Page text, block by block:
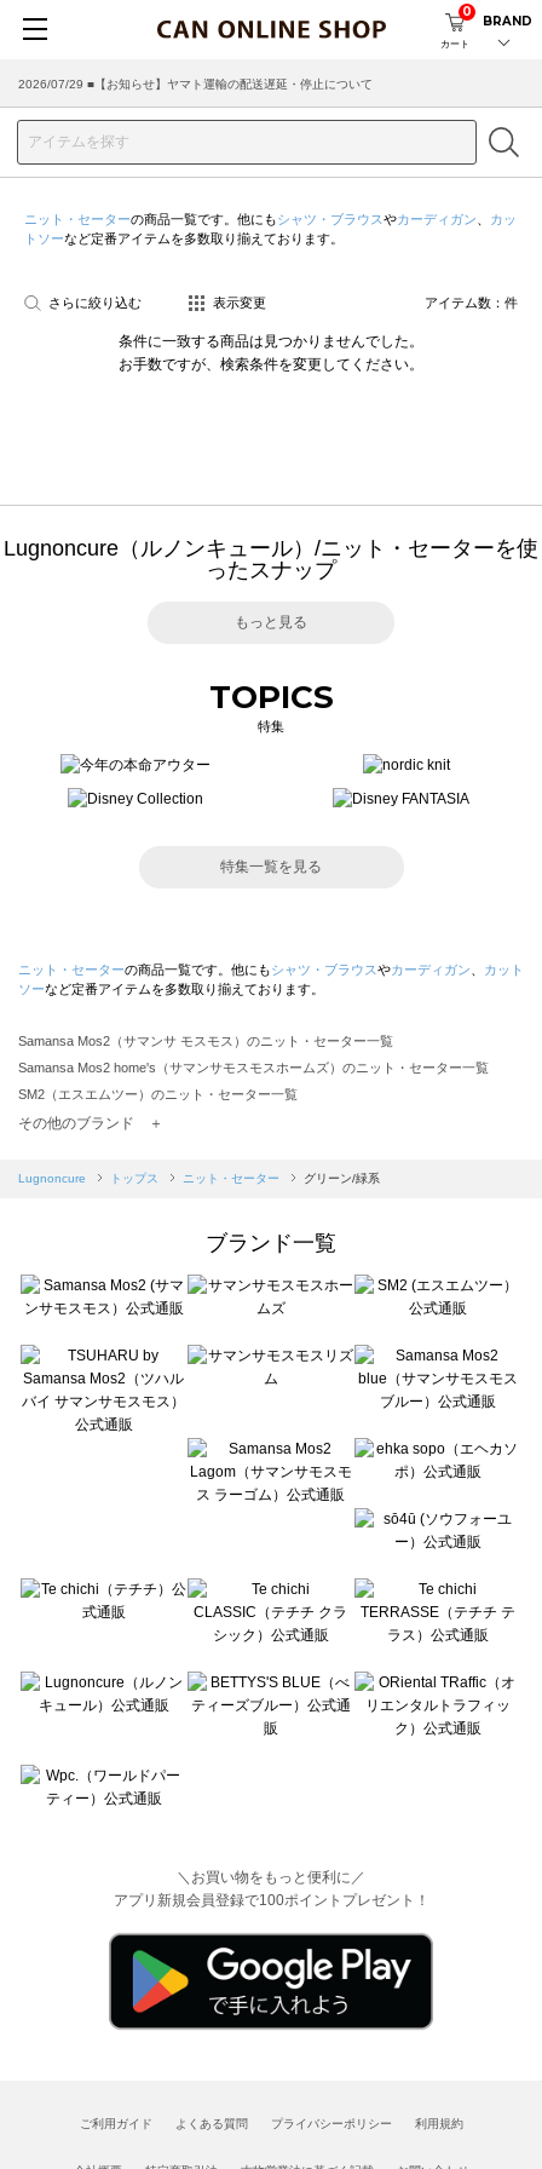
カート
0
BRAND
2026/07/29 ■【お知らせ】ヤマト運輸の配送遅延・停止について
ニット・セーターの商品一覧です。他にもシャツ・ブラウスやカーディガン
カッ
トソーなど定番アイテムを多数取り揃えております。
さらに絞り込む 表示変更 アイテム数： 件
条件に一致する商品は見つかりませんでした。
お手数ですが、検索条件を変更してください。
Lugnoncure（ルノンキュール）/ニット・セーターを使
ったスナップ
もっと見る
TOPICS
特集
特集一覧を見る
ニット・セーターの商品一覧です。他にもシャツ・ブラウスやカーディガン
カット
ソーなど定番アイテムを多数取り揃えております。
Samansa Mos2（サマンサ モスモス）のニット・セーター一覧
Samansa Mos2 home's（サマンサモスモスホームズ）のニット・セーター一覧
SM2（エスエムツー）のニット・セーター一覧
Samansa Mos2 blue（サマンサモスモス ブルー）のニット・セーター一覧
sō4ū（ソウフォーユー）のニット・セーター一覧
Te chichi（テチチ）のニット・セーター一覧
Te chichi CLASSIC（テチチ クラシック）のニット・セーター一覧
Lugnoncure（ルノンキュール）のニット・セーター一覧
BETTY'S BLUE（べティーズブルー）のニット・セーター一覧
Wpc.（ワールドパーティー）のニット・セーター一覧
その他のブランド ＋
Lugnoncure トップス ニット・セーター グリーン/緑系
ブランド一覧
＼お買い物をもっと便利に／
アプリ新規会員登録で100ポイントプレゼント！
ご利用ガイド よくある質問 プライバシーポリシー 利用規約